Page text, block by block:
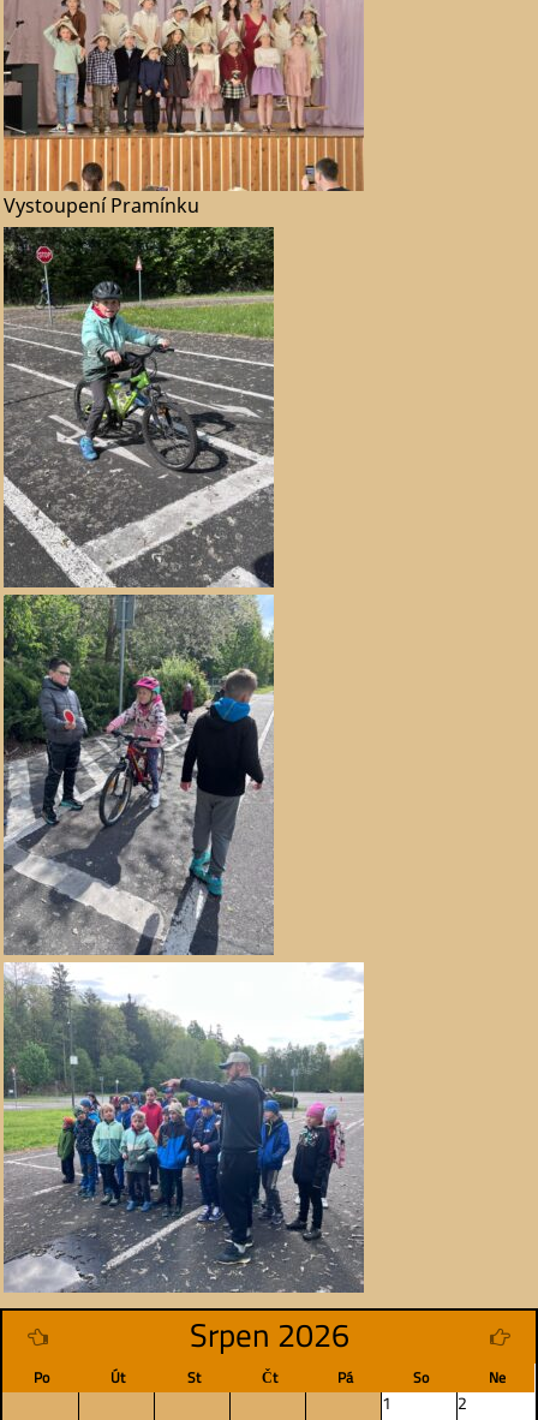
Vystoupení Pramínku
Srpen 2026
Po Út St Čt Pá So Ne
1 2